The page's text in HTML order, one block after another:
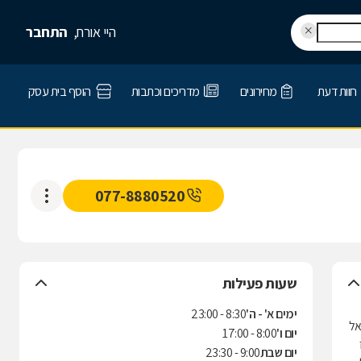
היי אורח, התחבר
חוות דעת מחירונים מדריכים וכתבות הוסף בית עסק
077-8880520
שעות פעילות
ימים א' - ה'8:30 - 23:00
יום ו'8:00 - 17:00
יום שבת9:00 - 23:30